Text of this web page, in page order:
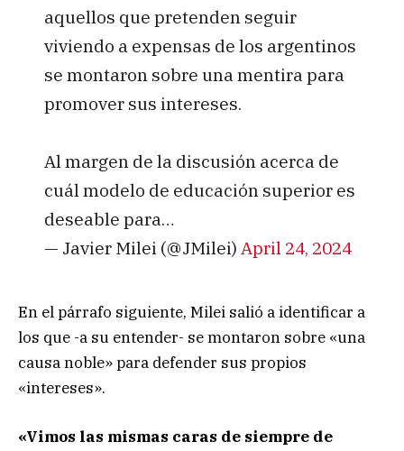
aquellos que pretenden seguir
viviendo a expensas de los argentinos
se montaron sobre una mentira para
promover sus intereses.
Al margen de la discusión acerca de
cuál modelo de educación superior es
deseable para…
— Javier Milei (@JMilei) April 24, 2024
En el párrafo siguiente, Milei salió a identificar a
los que -a su entender- se montaron sobre «una
causa noble» para defender sus propios
«intereses».
«Vimos las mismas caras de siempre de